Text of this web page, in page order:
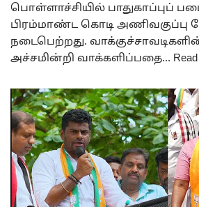
பொள்ளாச்சியில் பாதுகாப்புப்
பிரம்மாண்ட கொடி அணிவகுப்பு
நடைபெற்றது.
அச்சமின்றி வாக்களிப்பதை…